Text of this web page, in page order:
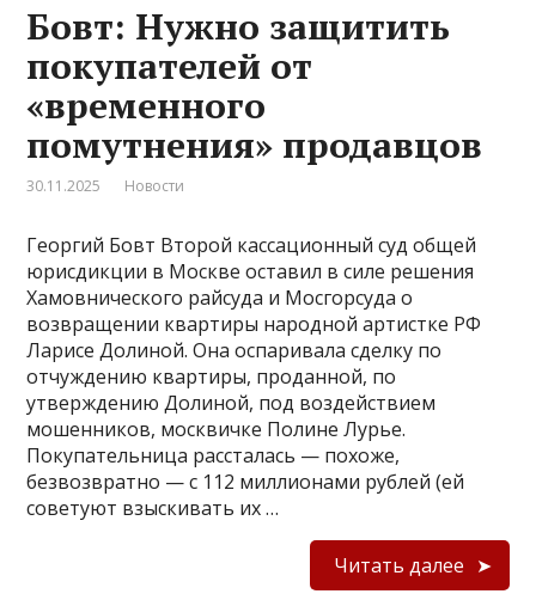
Бовт: Нужно защитить
покупателей от
«временного
помутнения» продавцов
30.11.2025 Новости
Георгий Бовт Второй кассационный суд общей
юрисдикции в Москве оставил в силе решения
Хамовнического райсуда и Мосгорсуда о
возвращении квартиры народной артистке РФ
Ларисе Долиной. Она оспаривала сделку по
отчуждению квартиры, проданной, по
утверждению Долиной, под воздействием
мошенников, москвичке Полине Лурье.
Покупательница рассталась — похоже,
безвозвратно — с 112 миллионами рублей (ей
советуют взыскивать их …
Читать далее